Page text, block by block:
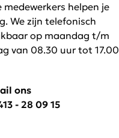
medewerkers helpen je
We zijn telefonisch
op maandag t/m
van 08.30 uur tot 17.00
ons
- 28 09 15